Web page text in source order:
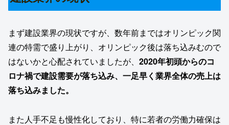
まず建設業界の現状ですが、数年前まではオリンピック関
連の特需で盛り上がり、オリンピック後は落ち込みむので
はないかと心配されていましたが、 2020年初頭からのコ
ロナ禍で建設需要が落ち込み、一足早く業界全体の売上は
落ち込みました。
また人手不足も慢性化しており、特に若者の労働力確保は